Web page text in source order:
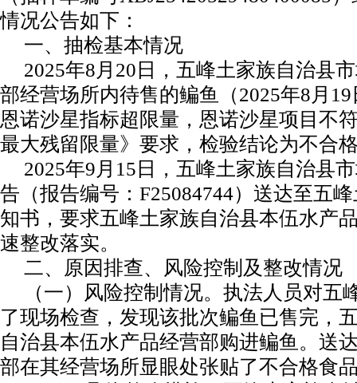
情况公告如下：
一、抽检基本情况
2025年8月20日，五峰土家族自治县
部经营场所内待售的鳊鱼（2025年8月
恩诺沙星指标超限量，恩诺沙星项目不
最大残留限量》要求，检验结论为不合
2025年9月15日，五峰土家族自治县
告（报告编号：F25084744）送达至五
知书，要求五峰土家族自治县本伍水产
速整改落实。
二、原因排查、风险控制及整改情况
（一）风险控制情况。执法人员对
了现场检查，发现该批次鳊鱼已售完，
自治县本伍水产品经营部购进鳊鱼。送
部在其经营场所显眼处张贴了不合格食